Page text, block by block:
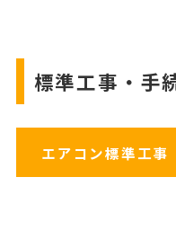
標準工事・手
エアコン標準工事